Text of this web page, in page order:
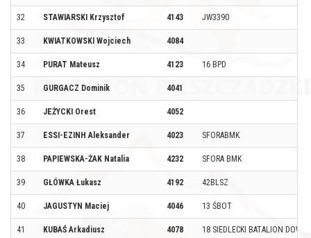
32 STAWIARSKI Krzysztof 4143 JW3390
33 KWIATKOWSKI Wojciech 4084
34 PURAT Mateusz 4123 16 BPD
35 GURGACZ Dominik 4041
36 JEŻYCKI Orest 4052
37 ESSI-EZINH Aleksander 4023 SFORABMK
38 PAPIEWSKA-ŻAK Natalia 4232 SFORA BMK
39 GŁÓWKA Łukasz 4192 42BLSZ
40 JAGUSTYN Maciej 4046 13 ŚBOT
41 KUBAŚ Arkadiusz 4078 18 SIEDLECKI BATALION